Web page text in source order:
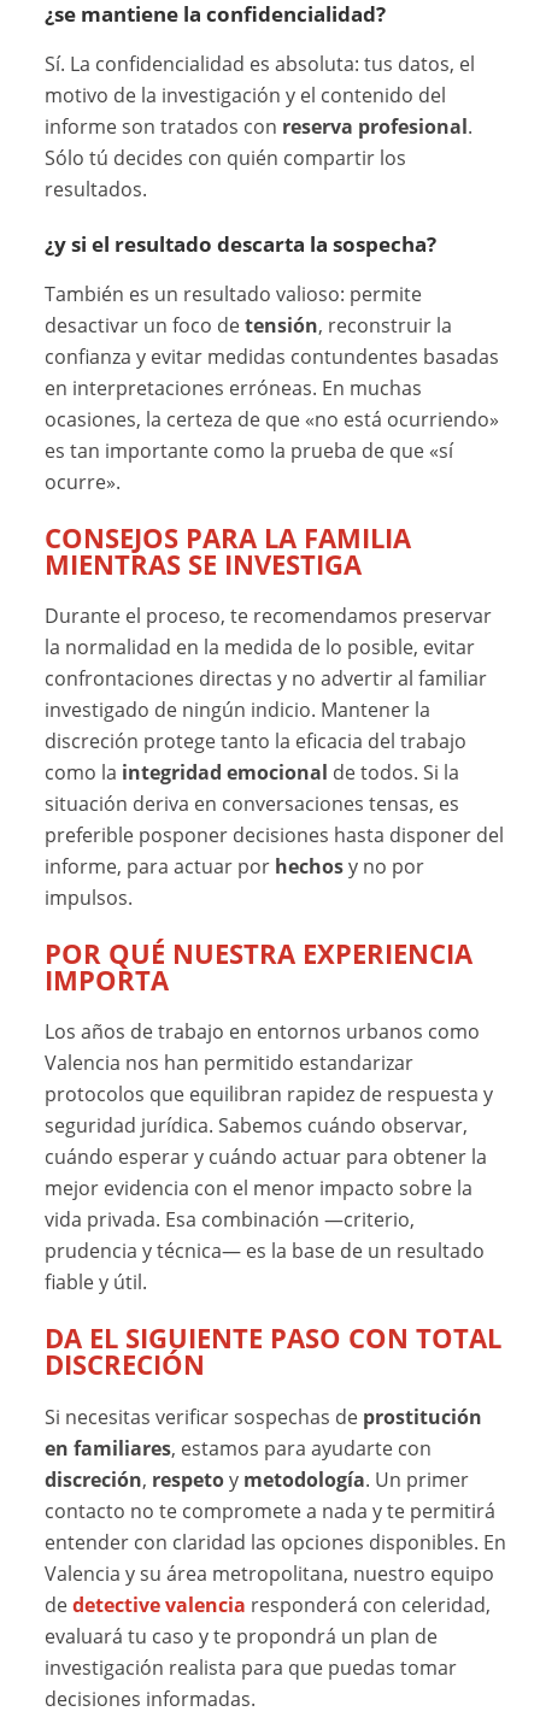
¿se mantiene la confidencialidad?
Sí. La confidencialidad es absoluta: tus datos, el
motivo de la investigación y el contenido del
informe son tratados con reserva profesional.
Sólo tú decides con quién compartir los
resultados.
¿y si el resultado descarta la sospecha?
También es un resultado valioso: permite
desactivar un foco detensión, reconstruir la
confianza y evitar medidas contundentes basadas
en interpretaciones erróneas. En muchas
ocasiones, la certeza de que «no está ocurriendo»
es tan importante como la prueba de que «sí
ocurre».
CONSEJOS PARA LA FAMILIA
MIENTRAS SE INVESTIGA
Durante el proceso, te recomendamos preservar
la normalidad en la medida de lo posible, evitar
confrontaciones directas y no advertir al familiar
investigado de ningún indicio. Mantener la
discreción protege tanto la eficacia del trabajo
como la integridad emocional de todos. Si la
situación deriva en conversaciones tensas, es
preferible posponer decisiones hasta disponer del
informe, para actuar por hechosy no por
impulsos.
POR QUÉ NUESTRA EXPERIENCIA
IMPORTA
Los años de trabajo en entornos urbanos como
Valencia nos han permitido estandarizar
protocolos que equilibran rapidez de respuesta y
seguridad jurídica. Sabemos cuándo observar,
cuándo esperar y cuándo actuar para obtener la
mejor evidencia con el menor impacto sobre la
vida privada. Esa combinación —criterio,
prudencia y técnica— es la base de un resultado
fiable y útil.
DA EL SIGUIENTE PASO CON TOTAL
DISCRECIÓN
Si necesitas verificar sospechas de prostitución
en familiares, estamos para ayudarte con
discreción, respetoy metodología. Un primer
contacto no te compromete a nada y te permitirá
entender con claridad las opciones disponibles. En
Valencia y su área metropolitana, nuestro equipo
dedetective valencia responderá con celeridad,
evaluará tu caso y te propondrá un plan de
investigación realista para que puedas tomar
decisiones informadas.